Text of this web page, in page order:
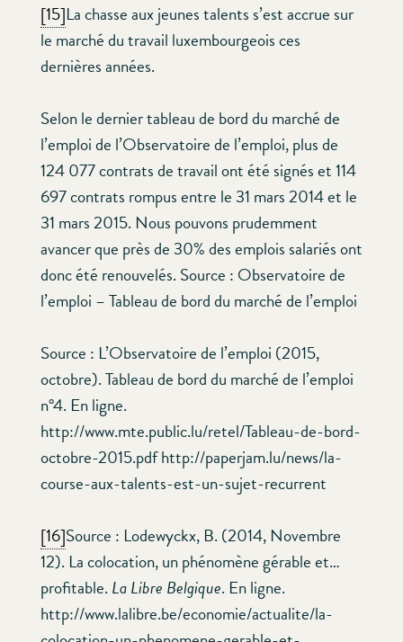
[15]La chasse aux jeunes talents s’est accrue sur
le marché du travail luxembourgeois ces
dernières années.
Selon le dernier tableau de bord du marché de
l’emploi de l’Observatoire de l’emploi, plus de
124 077 contrats de travail ont été signés et 114
697 contrats rompus entre le 31 mars 2014 et le
31 mars 2015. Nous pouvons prudemment
avancer que près de 30% des emplois salariés ont
donc été renouvelés. Source : Observatoire de
l’emploi – Tableau de bord du marché de l’emploi
Source : L’Observatoire de l’emploi (2015,
octobre). Tableau de bord du marché de l’emploi
n°4. En ligne.
http://www.mte.public.lu/retel/Tableau-de-bord-
octobre-2015.pdf http://paperjam.lu/news/la-
course-aux-talents-est-un-sujet-recurrent
[16]Source : Lodewyckx, B. (2014, Novembre
12). La colocation, un phénomène gérable et…
profitable. La Libre Belgique. En ligne.
http://www.lalibre.be/economie/actualite/la-